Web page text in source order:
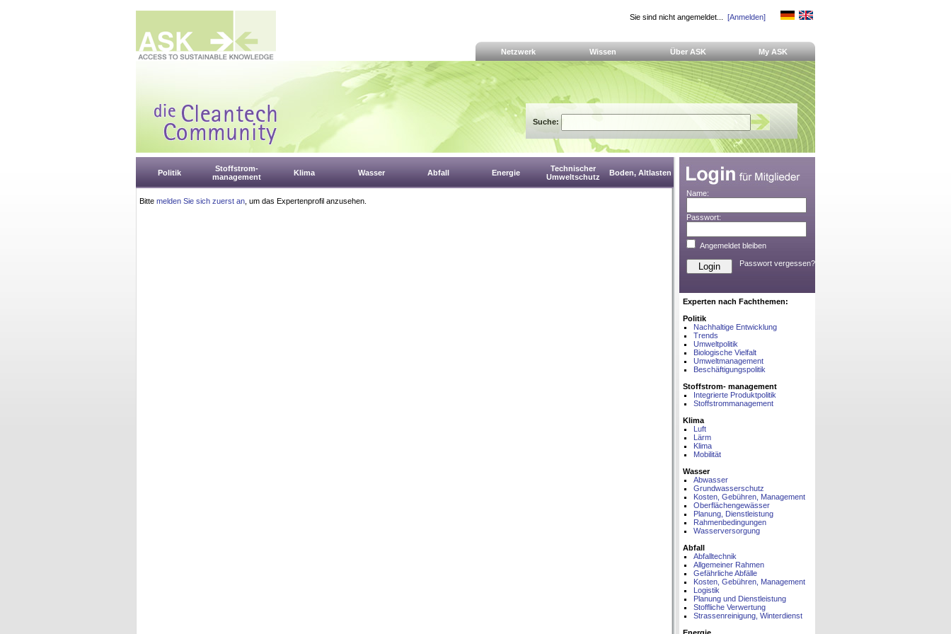
Sie sind nicht angemeldet... [Anmelden]
Netzwerk Wissen Über ASK My ASK
Suche:
Politik
Stoffstrom-
management
Klima Wasser Abfall Energie
Technischer
Umweltschutz
Boden, Altlasten
Bitte melden Sie sich zuerst an , um das Expertenprofil anzusehen.
Name:
Passwort:
Angemeldet bleiben
Passwort vergessen?
Experten nach Fachthemen:
Politik
Nachhaltige Entwicklung
Trends
Umweltpolitik
Biologische Vielfalt
Umweltmanagement
Beschäftigungspolitik
Stoffstrom- management
Integrierte Produktpolitik
Stoffstrommanagement
Klima
Luft
Lärm
Klima
Mobilität
Wasser
Abwasser
Grundwasserschutz
Kosten, Gebühren, Management
Oberflächengewässer
Planung, Dienstleistung
Rahmenbedingungen
Wasserversorgung
Abfall
Abfalltechnik
Allgemeiner Rahmen
Gefährliche Abfälle
Kosten, Gebühren, Management
Logistik
Planung und Dienstleistung
Stoffliche Verwertung
Strassenreinigung, Winterdienst